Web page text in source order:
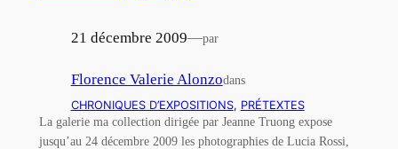
21 décembre 2009—par
Florence Valerie Alonzodans
CHRONIQUES D’EXPOSITIONS, PRÉTEXTES
La galerie ma collection dirigée par Jeanne Truong expose
jusqu’au 24 décembre 2009 les photographies de Lucia Rossi,